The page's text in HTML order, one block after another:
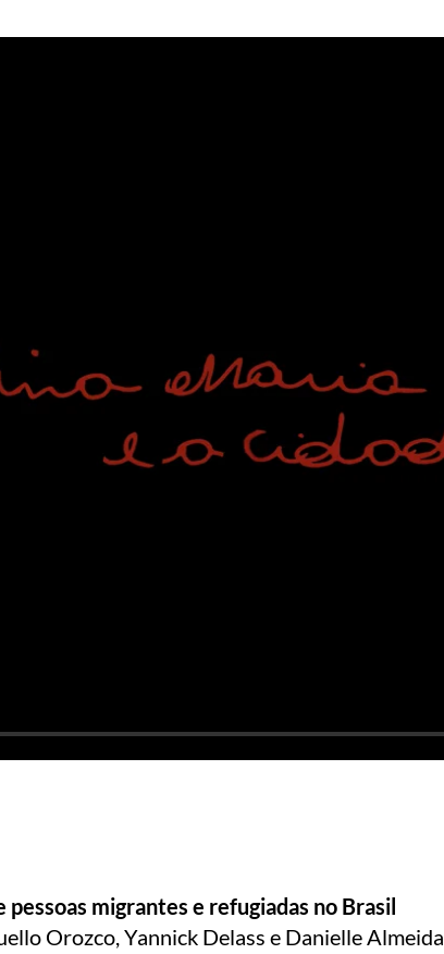
migrantes e refugiadas no Brasil
Orozco, Yannick Delass e Danielle Almeida